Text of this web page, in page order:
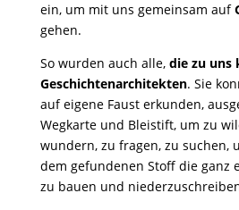
ein, um mit uns gemeinsam auf
gehen.
So wurden auch alle, die zu uns
Geschichtenarchitekten. Sie
auf eigene Faust erkunden,
Wegkarte und Bleistift, um zu
wundern, zu fragen, zu suchen,
dem gefundenen Stoff die ganz
zu bauen und